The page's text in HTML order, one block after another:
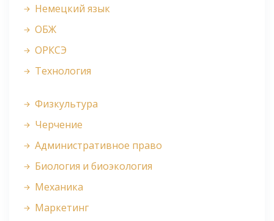
Немецкий язык
ОБЖ
ОРКСЭ
Технология
Физкультура
Черчение
Административное право
Биология и биоэкология
Механика
Маркетинг